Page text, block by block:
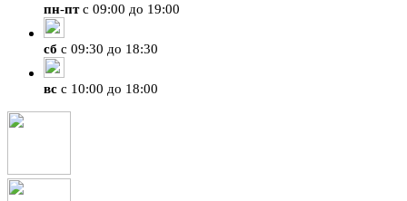
пн-птс 09:00 до 19:00
сб с 09:30 до 18:30
вс с 10:00 до 18:00